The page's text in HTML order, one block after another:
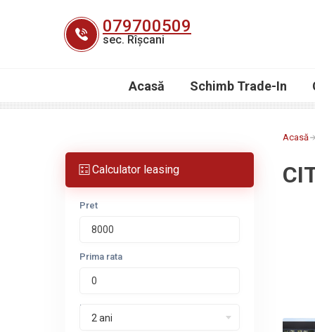
079700509
sec. Rîșcani
Acasă Schimb Trade-In
Calculator leasing
Pret
Prima rata
Perioada leasing
2 ani
Acasă